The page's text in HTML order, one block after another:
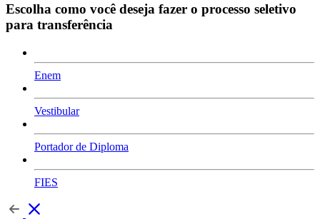
Escolha como você deseja fazer o processo seletivo
para transferência
Enem
Vestibular
Portador de Diploma
FIES